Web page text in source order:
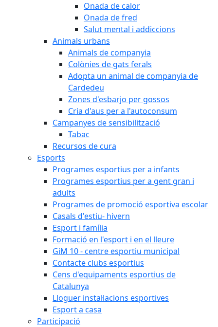
Onada de calor
Onada de fred
Salut mental i addiccions
Animals urbans
Animals de companyia
Colònies de gats ferals
Adopta un animal de companyia de
Cardedeu
Zones d'esbarjo per gossos
Cria d'aus per a l'autoconsum
Campanyes de sensibilització
Tabac
Recursos de cura
Esports
Programes esportius per a infants
Programes esportius per a gent gran i
adults
Programes de promoció esportiva escolar
Casals d'estiu- hivern
Esport i família
Formació en l'esport i en el lleure
GiM 10 - centre esportiu municipal
Contacte clubs esportius
Cens d'equipaments esportius de
Catalunya
Lloguer instal·lacions esportives
Esport a casa
Participació